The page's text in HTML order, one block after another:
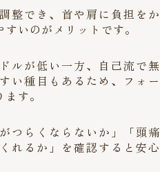
整でき、首や肩に負担をか
いのがメリットです。
ルが低い一方、自己流で無
い種目もあるため、フォー
す。
つらくならないか」「頭痛
れるか」を確認すると安心